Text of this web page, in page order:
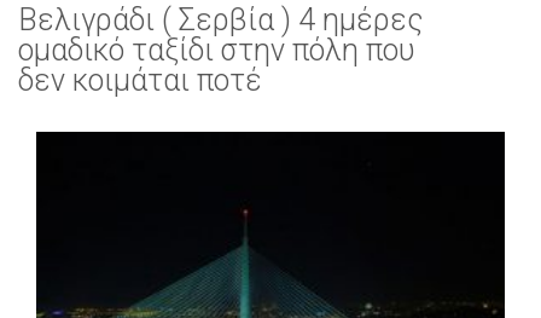
Βελιγράδι ( Σερβία ) 4 ημέρες
ομαδικό ταξίδι στην πόλη που
δεν κοιμάται ποτέ